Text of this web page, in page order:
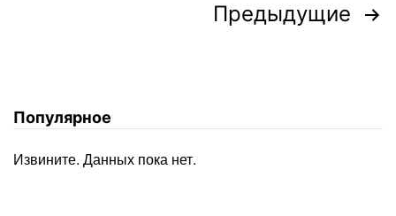
Предыдущие
Популярное
Извините. Данных пока нет.